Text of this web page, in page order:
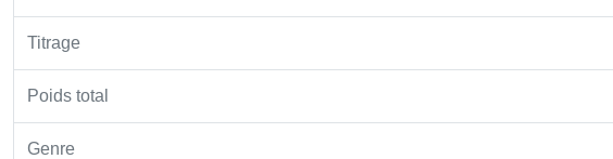
Titrage
Poids total
Genre